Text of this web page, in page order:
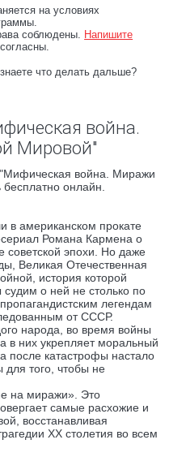
на условиях
соблюдены. Напишите
что делать дальше?
война.
Мировой"
война. Миражи
онлайн.
в американском прокате
Романа Кармена о
советской эпохи. Но даже
Великая Отечественная
история которой
о ней не столько по
легендам
от СССР.
народа, во время войны
в них укрепляет моральный
после катастрофы настало
для того, чтобы не
на миражи». Это
самые расхожие и
восстанавливая
XX столетия во всем